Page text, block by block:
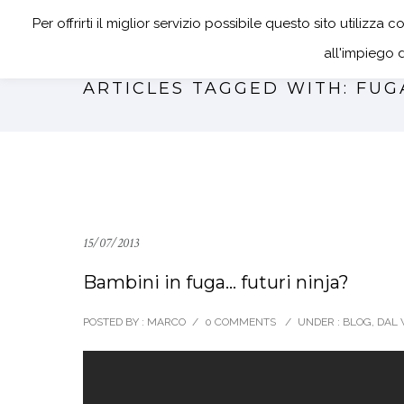
CORSI BAMBINI
ARTICLES TAGGED WITH:
15/07/2013
Bambini in fuga… futuri ninja?
POSTED BY : MARCO / 0 COMMENTS / UNDER : BLOG, DAL
Per offrirti il miglior servizio possibile questo sito utilizza
all'impiego